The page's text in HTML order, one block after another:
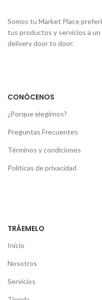
Somos tu Market Place
tus productos y servicios a
delivery door to door.
CONÓCENOS
¿Porque elegirnos?
Preguntas Frecuentes
Términos y condiciones
Políticas de privacidad
TRÁEMELO
Inicio
Nosotros
Servicios